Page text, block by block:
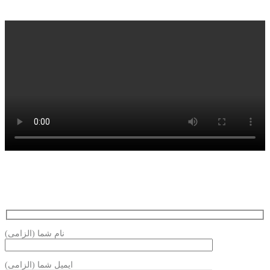
نام شما (الزامی)
ایمیل شما (الزامی)